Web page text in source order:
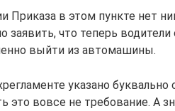
Приказа в этом пункте нет
что теперь водители
выйти из автомашины.
указано
это вовсе не требование. А